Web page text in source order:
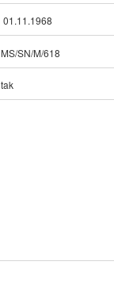
01.11.1968
MS/SN/M/618
tak